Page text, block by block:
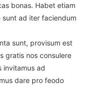
bonas. Habet etiam
sunt ad iter faciendum
sunt, provisum est
gratis nos consulere
invitamus ad
dare pro feodo